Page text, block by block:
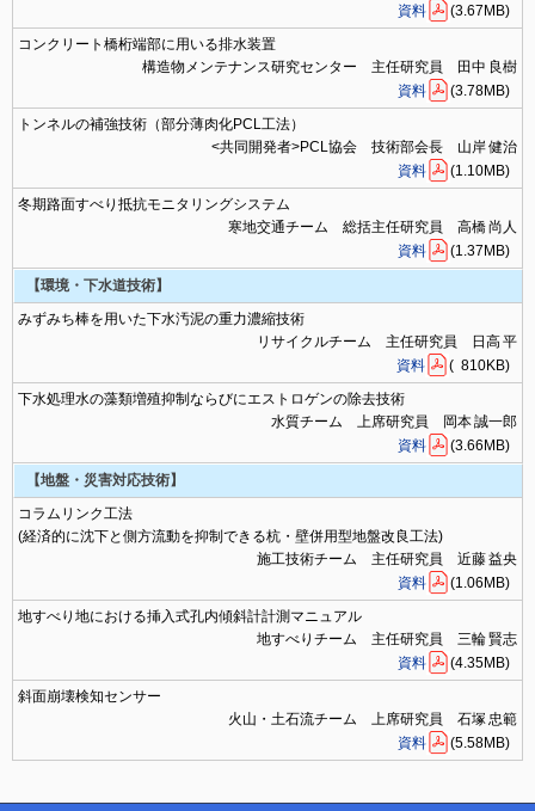
資料
(3.67MB)
コンクリート橋桁端部に用いる排水装置
構造物メンテナンス研究センター 主任研究員 田中 良樹
資料
(3.78MB)
トンネルの補強技術（部分薄肉化PCL工法）
<共同開発者>PCL協会 技術部会長 山岸 健治
資料
(1.10MB)
冬期路面すべり抵抗モニタリングシステム
寒地交通チーム 総括主任研究員 高橋 尚人
資料
(1.37MB)
【環境・下水道技術】
みずみち棒を用いた下水汚泥の重力濃縮技術
リサイクルチーム 主任研究員 日高 平
資料
( 810KB)
下水処理水の藻類増殖抑制ならびにエストロゲンの除去技術
水質チーム 上席研究員 岡本 誠一郎
資料
(3.66MB)
【地盤・災害対応技術】
コラムリンク工法
(経済的に沈下と側方流動を抑制できる杭・壁併用型地盤改良工法)
施工技術チーム 主任研究員 近藤 益央
資料
(1.06MB)
地すべり地における挿入式孔内傾斜計計測マニュアル
地すべりチーム 主任研究員 三輪 賢志
資料
(4.35MB)
斜面崩壊検知センサー
火山・土石流チーム 上席研究員 石塚 忠範
資料
(5.58MB)